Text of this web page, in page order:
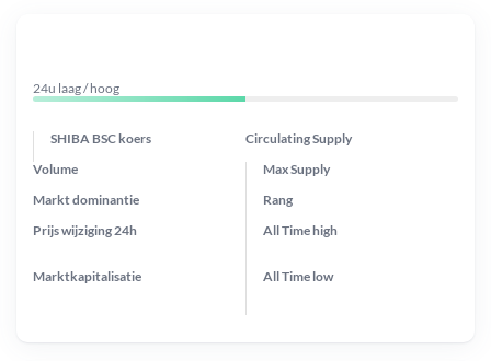
24u laag / hoog
SHIBA BSC koers Circulating Supply
Prijs wijziging 24h
Max Supply
Markt dominantie
Marktkapitalisatie
Volume
Rang
All Timehigh
All Time low